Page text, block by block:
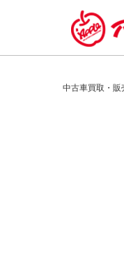
/*ABテスト_新規査定フ
中古車買取・販